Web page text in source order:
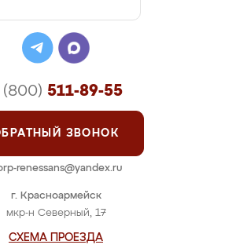
г. Красноармейск
мкр-н Северный, 17
СХЕМА ПРОЕЗДА
(800) 511-89-55
ЗВОНОК
renessans@yandex.ru